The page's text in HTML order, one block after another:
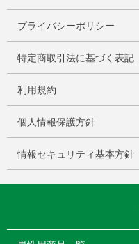
プライバシーポリシー
特定商取引法に基づく表記
利用規約
個人情報保護方針
情報セキュリティ基本方針